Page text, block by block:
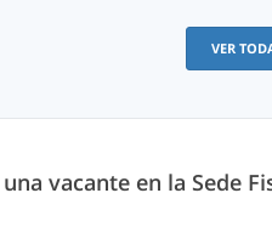
VER
vacante en la Sede